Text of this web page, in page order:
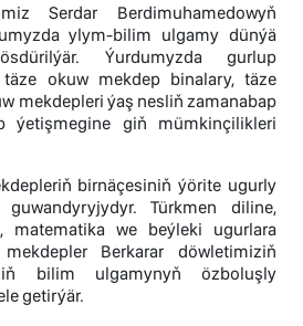
Serdar Berdimuhamedowyň
ylym-bilim ulgamy dünýä
Ýurdumyzda gurlup
okuw mekdep binalary, täze
mekdepleri ýaş nesliň zamanabap
ýetişmegine giň mümkinçilikleri
birnäçesiniň ýörite ugurly
Türkmen diline,
matematika we beýleki ugurlara
Berkarar döwletimiziň
bilim ulgamynyň özboluşly
getirýär.